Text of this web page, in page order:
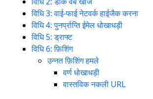
विधि 3: वाई-फाई नेटवर्क हाईजैक करना
विधि 4: पुनर्प्राप्ति ईमेल धोखाधड़ी
विधि 5: ड्राफ्ट
विधि 6: फ़िशिंग
उन्नत फ़िशिंग हमले
वर्ण धोखाधड़ी
वास्तविक नकली URL